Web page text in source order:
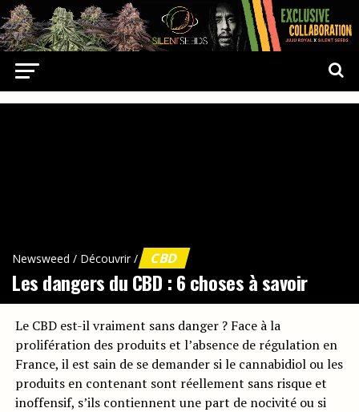
Newsweed / Découvrir / CBD
Les dangers du CBD : 6 choses à savoir
Le CBD est-il vraiment sans danger ? Face à la
prolifération des produits et l’absence de régulation en
France, il est sain de se demander si le cannabidiol ou les
produits en contenant sont réellement sans risque et
inoffensif, s’ils contiennent une part de nocivité ou si